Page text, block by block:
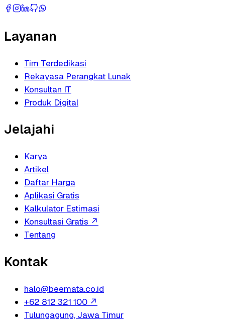
Layanan
Tim Terdedikasi
Rekayasa Perangkat Lunak
Konsultan IT
Produk Digital
Jelajahi
Karya
Artikel
Daftar Harga
Aplikasi Gratis
Kalkulator Estimasi
Konsultasi Gratis ↗
Tentang
Kontak
halo@beemata.co.id
+62 812 321 100 ↗
Tulungagung, Jawa Timur